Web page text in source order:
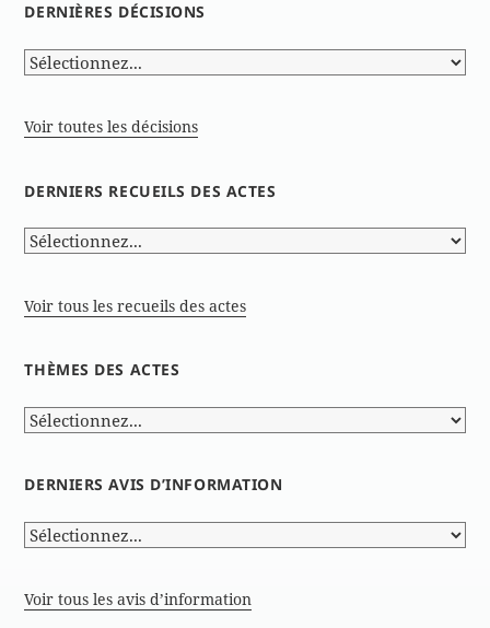
DERNIÈRES DÉCISIONS
Voir toutes les décisions
DERNIERS RECUEILS DES ACTES
Voir tous les recueils des actes
THÈMES DES ACTES
DERNIERS AVIS D’INFORMATION
Voir tous les avis d’information